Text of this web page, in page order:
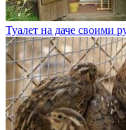
Туалет на даче своими